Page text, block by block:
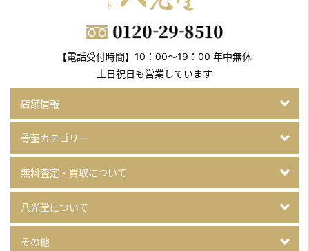
【電話受付時間】10：00～19：00 年中無休
土日祝日も営業しています
店舗情報
骨董カテゴリー
無料査定・買取について
八光堂について
その他